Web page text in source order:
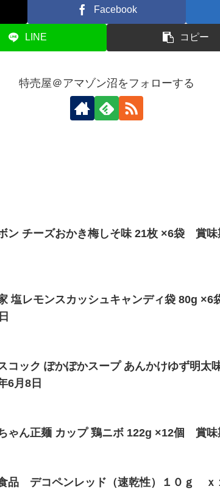
Facebook
LINE コピー
特売屋＠アマゾン沼をフォローする
ン チーズおかき梅しそ味 21枚 ×6袋 賞味
塩レモンスカッシュキャンディ袋 80g
コック ぽかぽかスープ あんかけゆず明
6月8日
ゃん正麺 カップ 鶏ニボ 122g ×12個 賞味
品 デコペンレッド（速乾性）１０ｇ